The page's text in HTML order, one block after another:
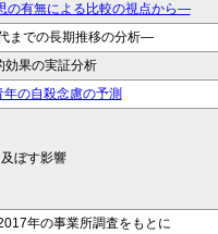
の有無による比較の視点から―
までの長期推移の分析―
効果の実証分析
の自殺念慮の予測
ぼす影響
年の事業所調査をもとに